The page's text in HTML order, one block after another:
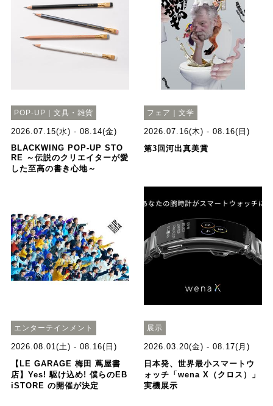
POP-UP｜文具・雑貨
2026.07.15(水) - 08.14(金)
BLACKWING POP-UP STO
RE ～伝説のクリエイターが愛
した至高の書き心地～
フェア｜文学
2026.07.16(木) - 08.16(日)
第3回河出真美賞
エンターテインメント
2026.08.01(土) - 08.16(日)
【LE GARAGE 梅田 蔦屋書
店】Yes! 駆け込め! 僕らのEB
iSTORE の開催が決定
展示
2026.03.20(金) - 08.17(月)
日本発、世界最小スマートウ
ォッチ「wena X（クロス）」
実機展示